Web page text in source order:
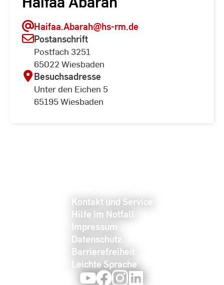
Haifaa.Abarah@hs-rm.de
Postanschrift
Postfach 3251
65022 Wiesbaden
Besuchsadresse
Unter den Eichen 5
65195 Wiesbaden
Kontakt und Service
Hilfe im Notfall
Impressum
Datenschutz
Barrierefreiheit
Leichte Sprache
YoutubeFacebookInstagram